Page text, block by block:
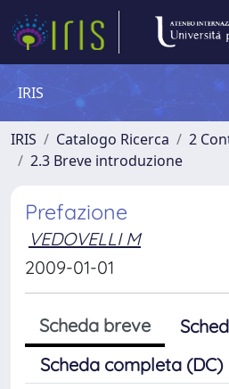
IRIS
IRIS Catalogo Ricerca
2
2.3 Breve introduzione
Prefazione
VEDOVELLI M
2009-01-01
Scheda breve
Scheda completa (DC)